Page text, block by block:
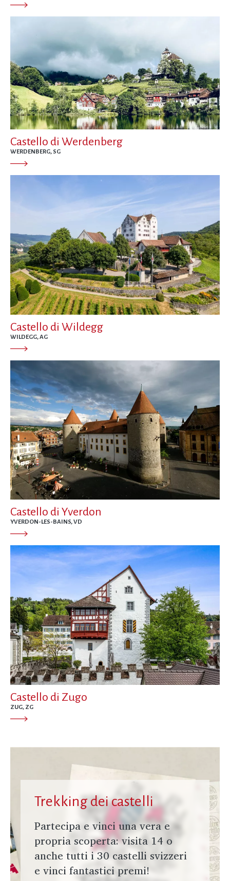
Castello di Werdenberg
WERDENBERG, SG
Castello di Wildegg
WILDEGG, AG
Castello di Yverdon
YVERDON-LES-BAINS, VD
Castello di Zugo
ZUG, ZG
Trekking dei castelli
Partecipa e vinci una vera e
propria scoperta: visita 14 o
anche tutti i 30 castelli svizzeri
e vinci fantastici premi!